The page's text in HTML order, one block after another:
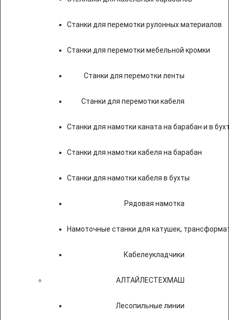
Станки для перемотки рулонных материалов
Станки для перемотки мебельной кромки
Станки для перемотки ленты
Станки для перемотки кабеля
Станки для намотки каната на барабан и в
Станки для намотки кабеля на барабан
Станки для намотки кабеля в бухты
Рядовая намотка
Намоточные станки для катушек,
Кабелеукладчики
АЛТАЙЛЕСТЕХМАШ
Лесопильные линии